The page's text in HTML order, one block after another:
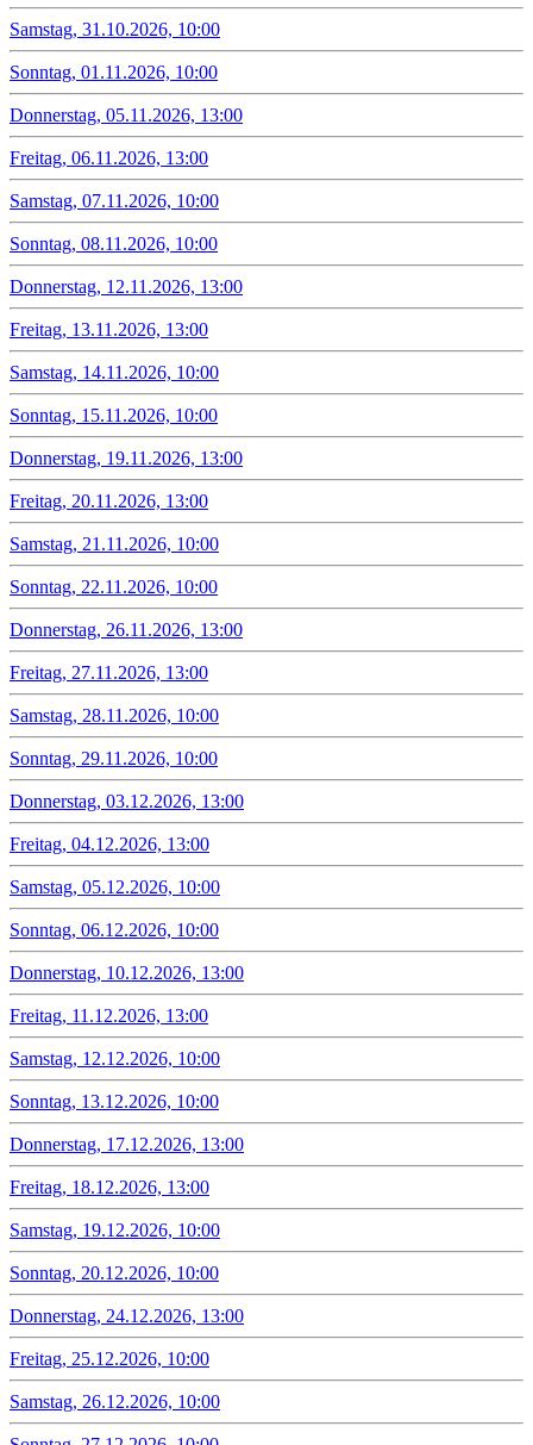
Samstag, 31.10.2026, 10:00
Sonntag, 01.11.2026, 10:00
Donnerstag, 05.11.2026, 13:00
Freitag, 06.11.2026, 13:00
Samstag, 07.11.2026, 10:00
Sonntag, 08.11.2026, 10:00
Donnerstag, 12.11.2026, 13:00
Freitag, 13.11.2026, 13:00
Samstag, 14.11.2026, 10:00
Sonntag, 15.11.2026, 10:00
Donnerstag, 19.11.2026, 13:00
Freitag, 20.11.2026, 13:00
Samstag, 21.11.2026, 10:00
Sonntag, 22.11.2026, 10:00
Donnerstag, 26.11.2026, 13:00
Freitag, 27.11.2026, 13:00
Samstag, 28.11.2026, 10:00
Sonntag, 29.11.2026, 10:00
Donnerstag, 03.12.2026, 13:00
Freitag, 04.12.2026, 13:00
Samstag, 05.12.2026, 10:00
Sonntag, 06.12.2026, 10:00
Donnerstag, 10.12.2026, 13:00
Freitag, 11.12.2026, 13:00
Samstag, 12.12.2026, 10:00
Sonntag, 13.12.2026, 10:00
Donnerstag, 17.12.2026, 13:00
Freitag, 18.12.2026, 13:00
Samstag, 19.12.2026, 10:00
Sonntag, 20.12.2026, 10:00
Donnerstag, 24.12.2026, 13:00
Freitag, 25.12.2026, 10:00
Samstag, 26.12.2026, 10:00